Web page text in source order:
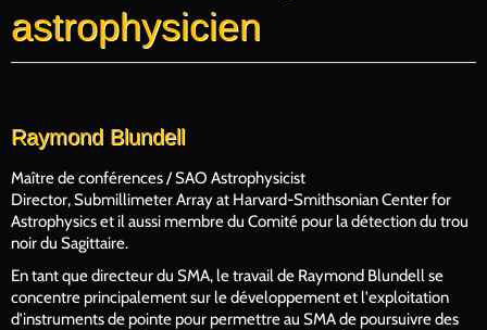
astrophysicien
Raymond Blundell
Maître de conférences / SAO Astrophysicist
Director, Submillimeter Array at Harvard-Smithsonian Center for
Astrophysics et il aussi membre du Comité pour la détection du trou
noir du Sagittaire.
En tant que directeur du SMA, le travail de Raymond Blundell se
concentre principalement sur le développement et l'exploitation
d'instruments de pointe pour permettre au SMA de poursuivre des